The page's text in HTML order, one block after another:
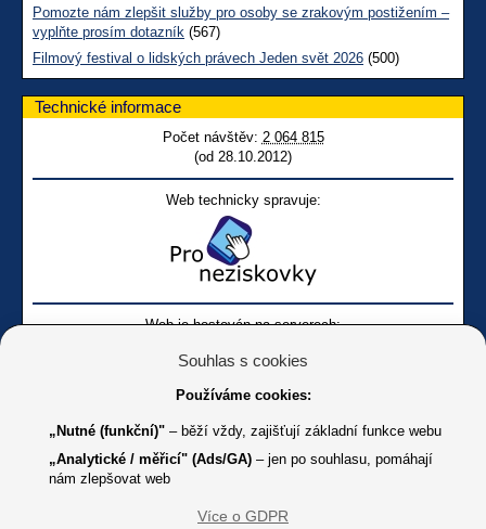
Pomozte nám zlepšit služby pro osoby se zrakovým postižením –
vyplňte prosím dotazník (567)
Filmový festival o lidských právech Jeden svět 2026 (500)
Technické informace
Počet návštěv: 2 064 815
(od 28.10.2012)
Web technicky spravuje:
Web je hostován na serverech:
Souhlas s cookies
Používáme cookies:
„Nutné (funkční)" – běží vždy, zajišťují základní funkce webu
„Analytické / měřicí" (Ads/GA) – jen po souhlasu, pomáhají
nám zlepšovat web
Více o GDPR